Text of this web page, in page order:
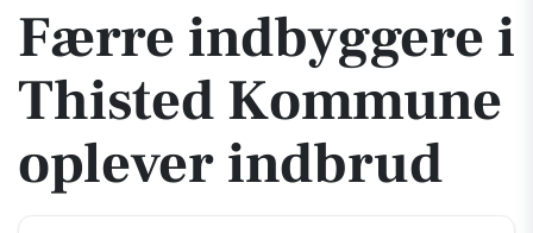
Færre indbyggere i
Thisted Kommune
oplever indbrud